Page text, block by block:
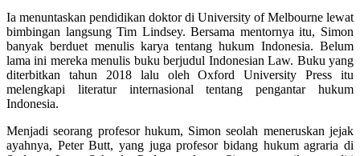
Ia menuntaskan pendidikan doktor di University of Melbourne lewat
bimbingan langsung Tim Lindsey. Bersama mentornya itu, Simon
banyak berduet menulis karya tentang hukum Indonesia. Belum
lama ini mereka menulis buku berjudul Indonesian Law. Buku yang
diterbitkan tahun 2018 lalu oleh Oxford University Press itu
melengkapi literatur internasional tentang pengantar hukum
Indonesia.
Menjadi seorang profesor hukum, Simon seolah meneruskan jejak
ayahnya, Peter Butt, yang juga profesor bidang hukum agraria di